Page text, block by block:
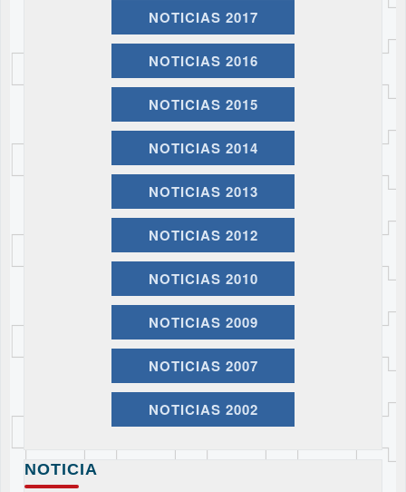
NOTICIAS 2017
NOTICIAS 2016
NOTICIAS 2015
NOTICIAS 2014
NOTICIAS 2013
NOTICIAS 2012
NOTICIAS 2010
NOTICIAS 2009
NOTICIAS 2007
NOTICIAS 2002
NOTICIA